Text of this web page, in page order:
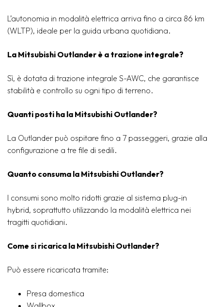
L’autonomia in modalità elettrica arriva fino a circa 86 km
(WLTP), ideale per la guida urbana quotidiana.
La Mitsubishi Outlander è a trazione integrale?
Sì, è dotata di trazione integrale S-AWC, che garantisce
stabilità e controllo su ogni tipo di terreno.
Quanti posti ha la Mitsubishi Outlander?
La Outlander può ospitare fino a 7 passeggeri, grazie alla
configurazione a tre file di sedili.
Quanto consuma la Mitsubishi Outlander?
I consumi sono molto ridotti grazie al sistema plug-in
hybrid, soprattutto utilizzando la modalità elettrica nei
tragitti quotidiani.
Come si ricarica la Mitsubishi Outlander?
Può essere ricaricata tramite:
Presa domestica